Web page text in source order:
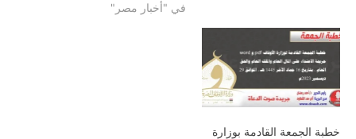
في "أخبار مصر"
خطبة الجمعة القادمة بوزارة